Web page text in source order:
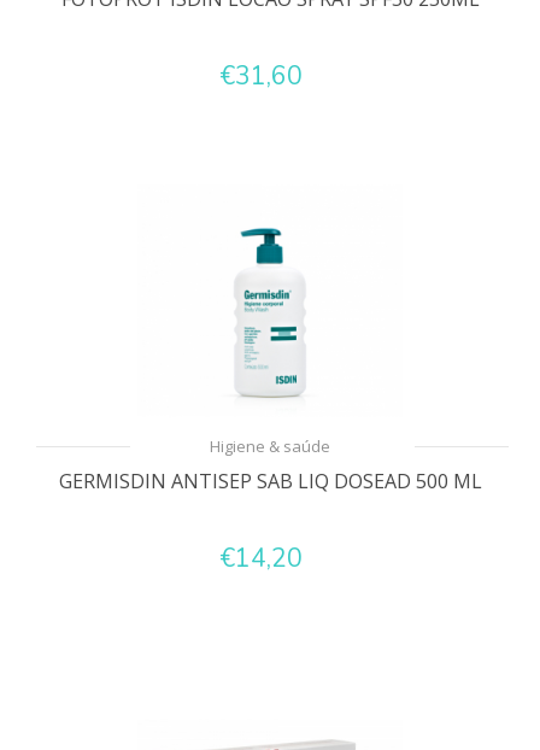
€31,60
Higiene & saúde
GERMISDIN ANTISEP SAB LIQ DOSEAD 500 ML
€14,20